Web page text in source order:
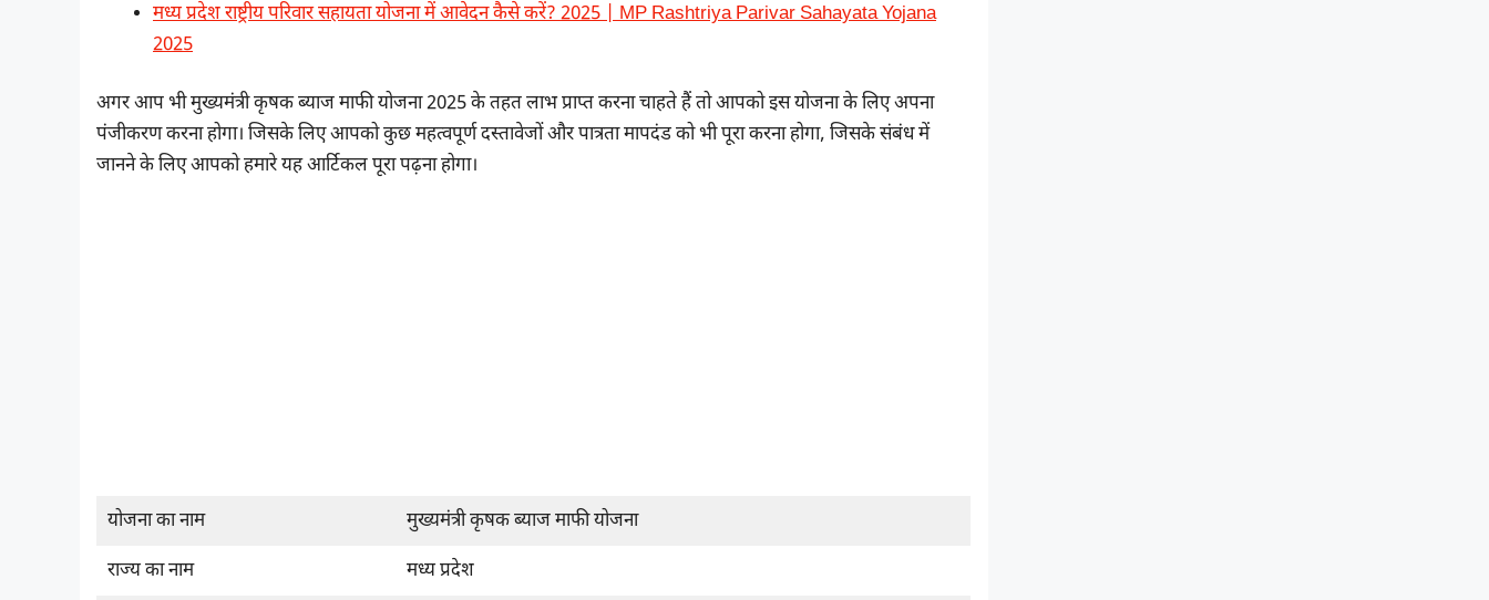
मध्य प्रदेश राष्ट्रीय परिवार सहायता योजना में आवेदन कैसे करें? 2025 | MP Rashtriya Parivar Sahayata Yojana
2025
अगर आप भी मुख्यमंत्री कृषक ब्याज माफी योजना 2025 के तहत लाभ प्राप्त करना चाहते हैं तो आपको इस योजना के लिए अपना
पंजीकरण करना होगा। जिसके लिए आपको कुछ महत्वपूर्ण दस्तावेजों और पात्रता मापदंड को भी पूरा करना होगा, जिसके संबंध में
जानने के लिए आपको हमारे यह आर्टिकल पूरा पढ़ना होगा।
योजना का नाम मुख्यमंत्री कृषक ब्याज माफी योजना
राज्य का नाम मध्य प्रदेश